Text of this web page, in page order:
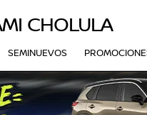
CHOLULA
SEMINUEVOS